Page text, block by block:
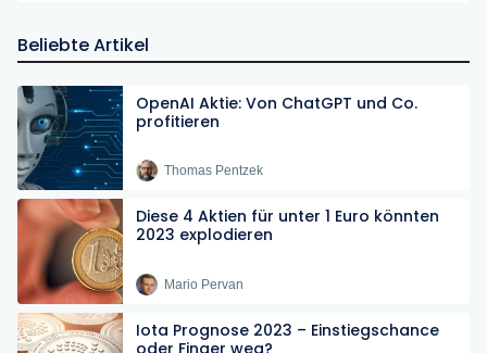
Beliebte Artikel
OpenAI Aktie: Von ChatGPT und Co.
profitieren
Thomas Pentzek
Diese 4 Aktien für unter 1 Euro könnten
2023 explodieren
Mario Pervan
Iota Prognose 2023 – Einstiegschance
oder Finger weg?